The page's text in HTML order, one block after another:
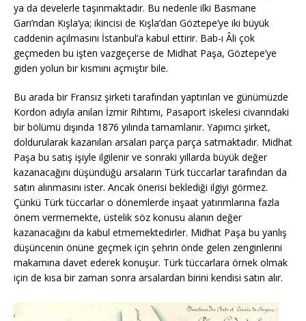
ya da develerle taşınmaktadır. Bu nedenle ilki Basmane
Garı’ndan Kışla’ya; ikincisi de Kışla’dan Göztepe’ye iki büyük
caddenin açılmasını İstanbul’a kabul ettirir. Bab-ı Âli çok
geçmeden bu işten vazgeçerse de Midhat Paşa, Göztepe’ye
giden yolun bir kısmını açmıştır bile.
Bu arada bir Fransız şirketi tarafından yaptırılan ve günümüzde
Kordon adıyla anılan İzmir Rıhtımı, Pasaport iskelesi civarındaki
bir bölümü dışında 1876 yılında tamamlanır. Yapımcı şirket,
doldurularak kazanılan arsaları parça parça satmaktadır. Midhat
Paşa bu satış işiyle ilgilenir ve sonraki yıllarda büyük değer
kazanacağını düşündüğü arsaların Türk tüccarlar tarafından da
satın alınmasını ister. Ancak önerisi beklediği ilgiyi görmez.
Çünkü Türk tüccarlar o dönemlerde inşaat yatırımlarına fazla
önem vermemekte, üstelik söz konusu alanın değer
kazanacağını da kabul etmemektedirler. Midhat Paşa bu yanlış
düşüncenin önüne geçmek için şehrin önde gelen zenginlerini
makamına davet ederek konuşur. Türk tüccarlara örnek olmak
için de kısa bir zaman sonra arsalardan birini kendisi satın alır.